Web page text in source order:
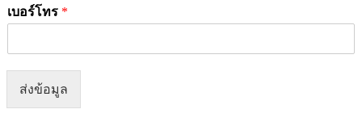
เบอร์โทร *
ส่งข้อมูล